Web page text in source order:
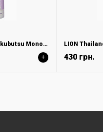
LION Thailand Shokubutsu Monogatari Крем-гель для душа «лаванда с молоком» 500 мл
+ 430 грн.